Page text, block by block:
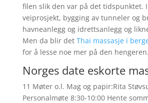
filen slik den var på det tidspunktet.
veiprosjekt, bygging av tunneler og
havneanlegg og idrettsanlegg og
Men da blir det Thai massasje i
for å lesse noe mer på den hengeren.
Norges date eskorte
11 Møter o.l. Mag og papir:Rita
Personalmøte 8:30-10:00 Hente